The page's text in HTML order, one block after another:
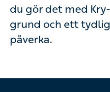
du gör det med
grund och ett
påverka.